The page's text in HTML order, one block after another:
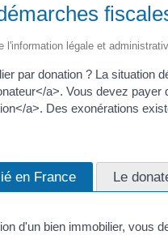
l'information légale et
par donation ? La situation
a>. Vous devez
a>. Des exonérations
en France Le
d'un bien immobilier, vous